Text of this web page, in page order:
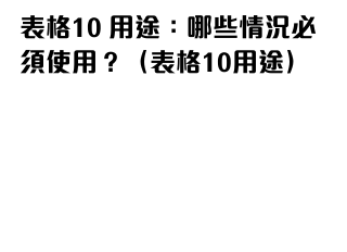
表格10 用途：哪些情況必
須使用？（表格10用途）